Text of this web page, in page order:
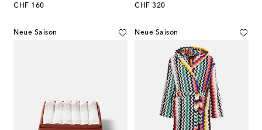
CHF 160
original price
CHF 320
original price
Neue Saison Neue Saison